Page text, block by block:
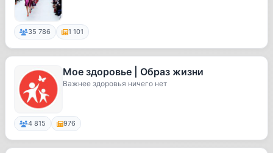
35 786 1 101
Мое здоровье | Образ жизни
Важнее здоровья ничего нет
4 815 976